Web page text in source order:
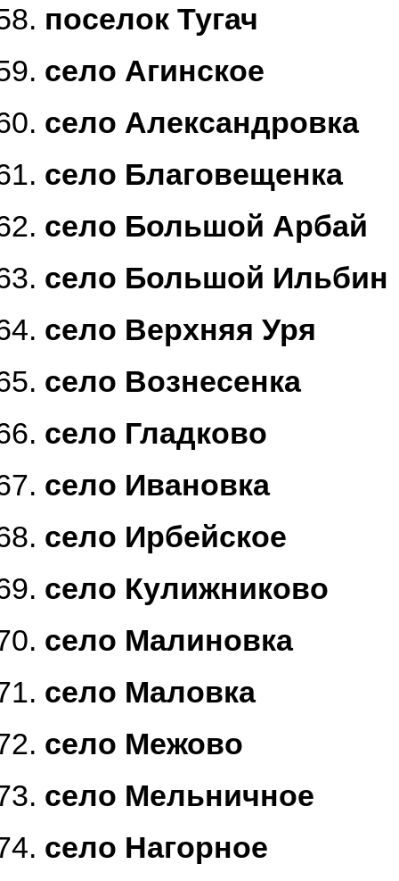
поселок Тугач
село Агинское
село Александровка
село Благовещенка
село Большой Арбай
село Большой Ильбин
село Верхняя Уря
село Вознесенка
село Гладково
село Ивановка
село Ирбейское
село Кулижниково
село Малиновка
село Маловка
село Межово
село Мельничное
село Нагорное